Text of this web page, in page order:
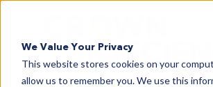
We Value Your Privacy
This website stores cookies on your
allow us to remember you. We use this